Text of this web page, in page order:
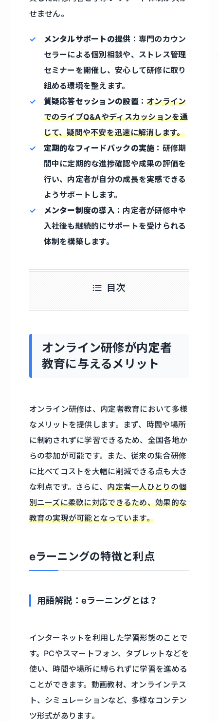
せません。
メンタルサポートの提供 ：専門のカウン
セラーによる個別相談や、ストレス管理
セミナーを開催し、安心して研修に取り
組める環境を整えます。
質疑応答セッションの設置：オンライン
でのライブQ&Aやディスカッションを通
じて、疑問や不安を迅速に解消します。
定期的なフィードバックの実施 ：研修期
間中に定期的な進捗確認や成果の評価を
行い、内定者が自分の成長を実感できる
ようサポートします。
メンター制度の導入 ：内定者が研修中や
入社後も継続的にサポートを受けられる
体制を構築します。
目次
オンライン研修が内定者
教育に与えるメリット
オンライン研修は、内定者教育において多様
なメリットを提供します。まず、時間や場所
に制約されずに学習できるため、全国各地か
らの参加が可能です。また、従来の集合研修
に比べてコストを大幅に削減できる点も大き
な利点です。さらに、内定者一人ひとりの個
別ニーズに柔軟に対応できるため、効果的な
教育の実現が可能となっています。
eラーニングの特徴と利点
用語解説：eラーニングとは？
インターネットを利用した学習形態のことで
す。PCやスマートフォン、タブレットなどを
使い、時間や場所に縛られずに学習を進める
ことができます。動画教材、オンラインテス
ト、シミュレーションなど、多様なコンテン
ツ形式があります。